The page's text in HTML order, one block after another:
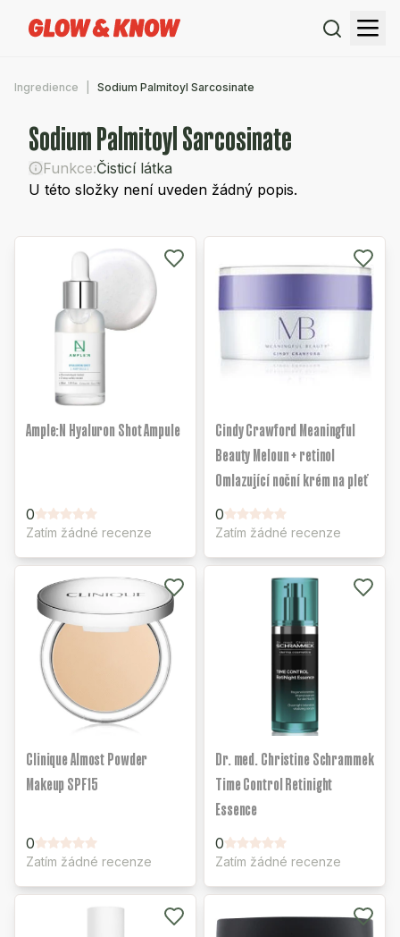
Ingredience Sodium Palmitoyl Sarcosinate
Sodium Palmitoyl Sarcosinate
Funkce:Čisticí látka
U této složky není uveden žádný popis.
Ample:N Hyaluron Shot Ampule
0
Zatím žádné recenze
Cindy Crawford Meaningful
Beauty Meloun + retinol
Omlazující noční krém na pleť
0
Zatím žádné recenze
Clinique Almost Powder
Makeup SPF15
0
Zatím žádné recenze
Dr. med. Christine Schrammek
Time Control Retinight
Essence
0
Zatím žádné recenze